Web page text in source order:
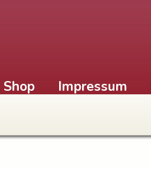
Shop Impressum